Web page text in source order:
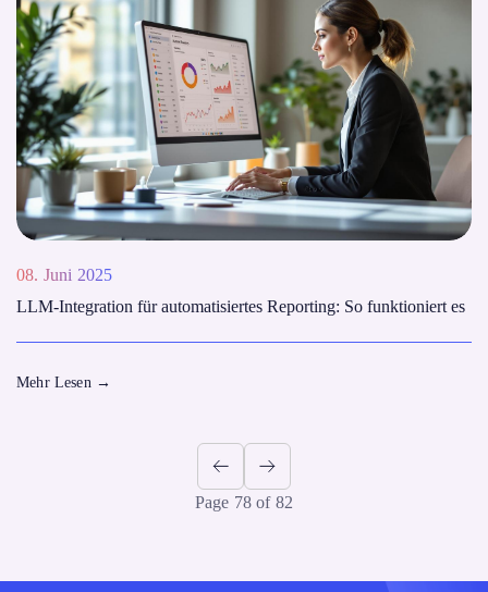
08. Juni 2025
LLM-Integration für automatisiertes Reporting: So funktioniert es
Mehr Lesen →
Page 78 of 82